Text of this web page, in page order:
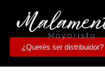
¿Querés ser distribuidor?